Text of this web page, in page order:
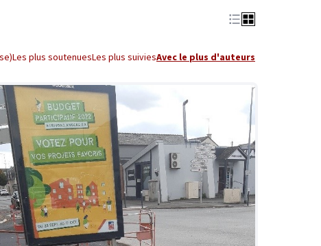
Les plus soutenuesLes plus suiviesAvec le plus d'auteurs